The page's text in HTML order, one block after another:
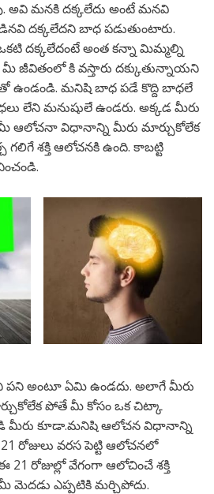
అవి మనకి దక్కలేదు అంటే మనవి
దక్కలేదని బాధ పడుతుంటారు.
దక్కలేదంటే అంత కన్నా మిమ్మల్ని
మీ జీవితంలో కి వస్తారు దక్కుతున్నాయని
ఉండండి. మనిషి బాధ పడే కొద్ది బాధలే
లేని మనుషులే ఉండరు. అక్కడ మీరు
మీ ఆలోచనా విధానాన్ని మీరు మార్చుకోలేక
శక్తి ఆలోచనకి ఉంది. కాబట్టి
అంటూ ఏమి ఉండదు. అలాగే మీరు
పోతే మీ కోసం ఒక చిట్కా
మీరు కూడా.మనిషి ఆలోచన విధానాన్ని
రోజులు వరస పెట్టి ఆలోచనలో
రోజుల్లో వేగంగా ఆలోచించే శక్తి
మీ మెదడు ఎప్పటికి మర్చిపోదు.